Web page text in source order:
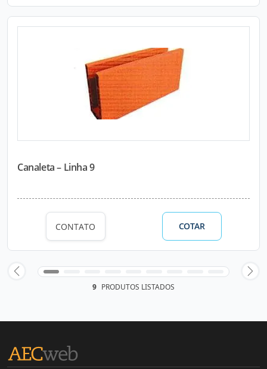
Canaleta – Linha 9
CONTATO COTAR
9 PRODUTOS LISTADOS